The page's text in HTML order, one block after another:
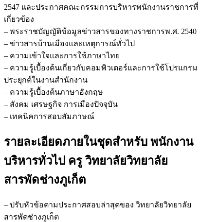
2547 และประกาศคณะกรรมการบริหารพนักงานราชการที่
เกี่ยวข้อง
– พระราชบัญญัติข้อมูลข่าวสารของทางราชการพ.ศ. 2540
– ข่าวสารบ้านเมืองและเหตุการณ์ทั่วไป
– ความเข้าใจและการใช้ภาษาไทย
– ความรู้เบื้องต้นเกี่ยวกับคอมพิวเตอร์และการใช้โปรแกรม
ประยุกต์ในงานสำนักงาน
– ความรู้เบื้องต้นภาษาอังกฤษ
– สังคม เศรษฐกิจ การเมืองปัจจุบัน
– เทคนิคการสอบสัมภาษณ์
รายละเอียดภายในชุดสำหรับ พนักงาน
บริหารทั่วไป ครู วิทยาลัยวิทยาลัย
สารพัดช่างภูเก็ต
– ปรับหัวข้อตามประกาศสอบล่าสุดของ วิทยาลัยวิทยาลัย
สารพัดช่างภูเก็ต